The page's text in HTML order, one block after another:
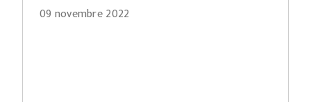
09 novembre 2022